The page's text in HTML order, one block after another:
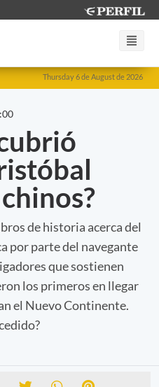
Thursday 6 de August de 2026
de historia acerca del
por parte del navegante
que sostienen
los primeros en llegar
el Nuevo Continente.